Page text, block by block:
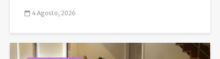
4 Agosto, 2026